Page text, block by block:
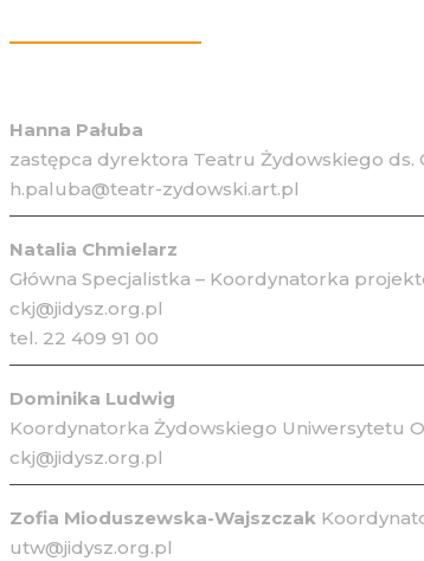
Hanna Pałuba
zastępca dyrektora Teatru Żydowskiego ds.
h.paluba@teatr-zydowski.art.pl
Natalia Chmielarz
Główna Specjalistka – Koordynatorka
ckj@jidysz.org.pl
tel. 22 409 91 00
Dominika Ludwig
Koordynatorka Żydowskiego Uniwersytetu
ckj@jidysz.org.pl
Zofia Mioduszewska-Wajszczak
utw@jidysz.org.pl